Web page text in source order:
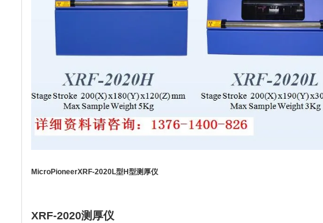
MicroPioneerXRF-2020L型H型测厚仪
XRF-2020测厚仪